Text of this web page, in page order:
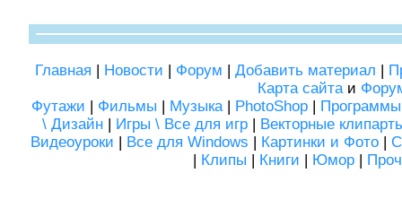
Главная | Новости | Форум | Добавить материал |
Карта сайтаи
Футажи | Фильмы | Музыка| PhotoShop | Программы
\ Дизайн | Игры \ Все для игр | Векторные
Видеоуроки | Все для Windows | Картинки и Фото|
| Клипы | Книги | Юмор |